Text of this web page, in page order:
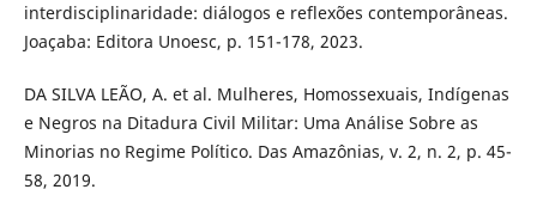
interdisciplinaridade: diálogos e reflexões contemporâneas.
Joaçaba: Editora Unoesc, p. 151-178, 2023.
DA SILVA LEÃO, A. et al. Mulheres, Homossexuais, Indígenas
e Negros na Ditadura Civil Militar: Uma Análise Sobre as
Minorias no Regime Político. Das Amazônias, v. 2, n. 2, p. 45-
58, 2019.